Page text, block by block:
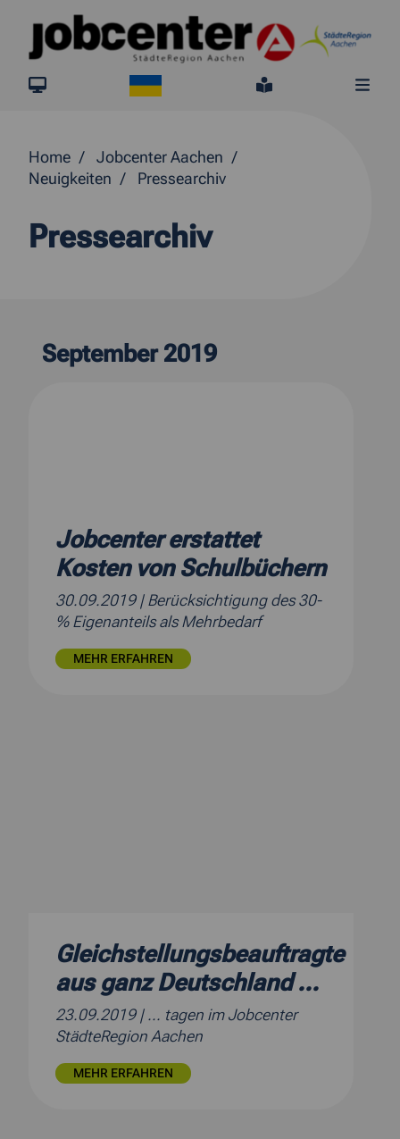
Springe direkt zum Inhalt
jobcenter.digital
Leichte
Home
Jobcenter Aachen
Neuigkeiten
Pressearchiv
Pressearchiv
September 2019
Jobcenter erstattet
Kosten von Schulbüchern
30.09.2019 | Berücksichtigung des 30-
% Eigenanteils als Mehrbedarf
MEHR ERFAHREN
Gleichstellungsbeauftragte
aus ganz Deutschland ...
23.09.2019 | ... tagen im Jobcenter
StädteRegion Aachen
MEHR ERFAHREN